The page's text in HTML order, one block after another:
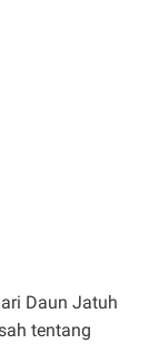
Daun Jatuh
tentang